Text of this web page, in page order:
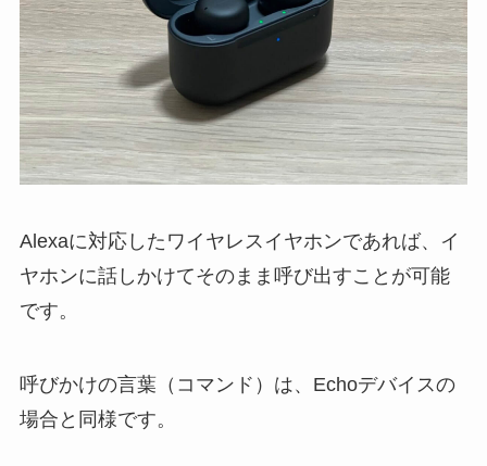
Alexaに対応したワイヤレスイヤホンであれば、イ
ヤホンに話しかけてそのまま呼び出すことが可能
です。
呼びかけの言葉（コマンド）は、Echoデバイスの
場合と同様です。